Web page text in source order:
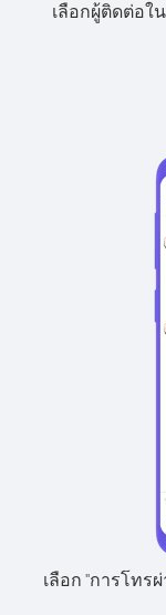
เลือกผู้ติดต่อใ
เลือก "การโทร